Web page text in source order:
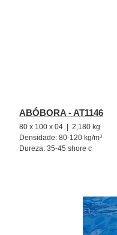
ABÓBORA - AT1146
80 x 100 x 04 | 2,180 kg
Densidade: 80-120 kg/m³
Dureza: 35-45 shore c